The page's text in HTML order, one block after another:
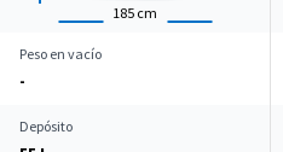
185 cm
Peso en vacío
-
Depósito